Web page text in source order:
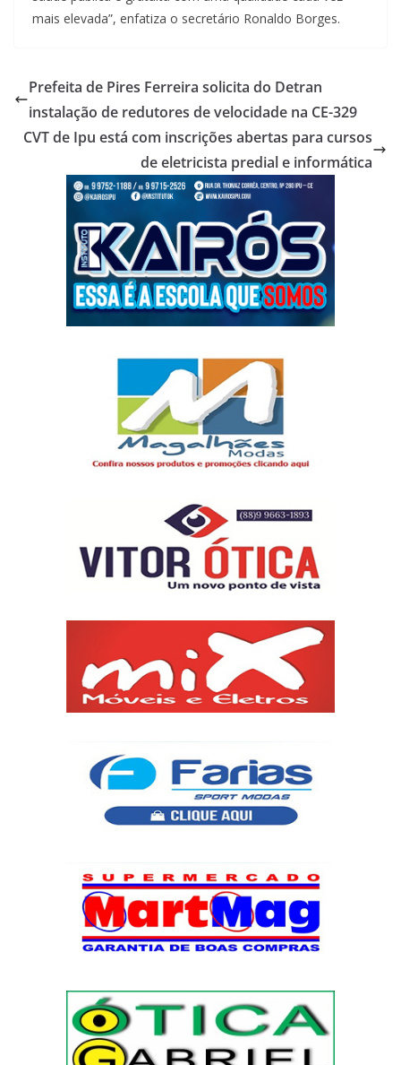
mais elevada”, enfatiza o secretário Ronaldo Borges.
Prefeita de Pires Ferreira solicita do Detran
instalação de redutores de velocidade na CE-329
CVT de Ipu está com inscrições abertas para cursos
de eletricista predial e informática